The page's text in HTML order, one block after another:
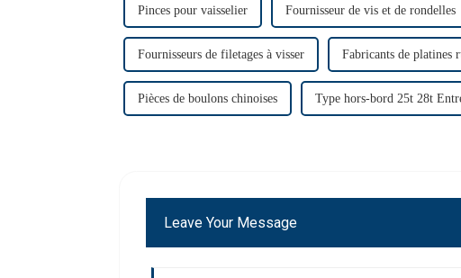
Pinces pour vaisselier Fournisseur de vis et de rondelles
Fournisseurs de filetages à visser Fabricants de platines
Pièces de boulons chinoises Type hors-bord 25t 28t
Leave Your Message